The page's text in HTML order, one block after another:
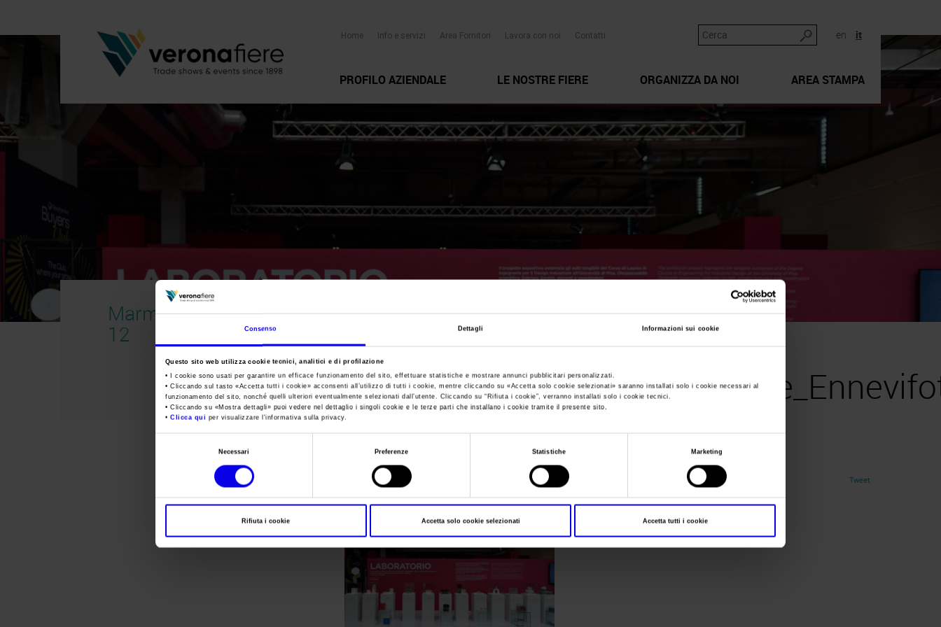
Consenso Dettagli Informazioni sui cookie
Questo sito web utilizza cookie tecnici, analitici e di profilazione
• I cookie sono usati per garantire un efficace funzionamento del sito, effettuare statistiche e mostrare annunci pubblicitari personalizzati.
• Cliccando sul tasto «Accetta tutti i cookie» acconsenti all’utilizzo di tutti i cookie, mentre cliccando su «Accetta solo cookie selezionati» saranno installati solo i cookie necessari al
funzionamento del sito, nonché quelli ulteriori eventualmente selezionati dall’utente. Cliccando su “Rifiuta i cookie”, verranno installati solo i cookie tecnici.
• Cliccando su «Mostra dettagli» puoi vedere nel dettaglio i singoli cookie e le terze parti che installano i cookie tramite il presente sito.
•Clicca qui per visualizzare l'informativa sulla privacy.
Necessari Preferenze Statistiche Marketing
Rifiuta i cookie Accetta solo cookie selezionati Accetta tutti i cookie
en it
Home Info e servizi Area Fornitori Lavora con noi Contatti
PROFILO AZIENDALE LE NOSTRE FIERE ORGANIZZA DA NOI AREA STAMPA
Marmomac_2025_Veronafiere_Ennevifoto-
12
Sei in:Marmomac_2025_Veronafiere_Ennevifoto-12>Marmomac_2025_Veronafiere_Ennevifoto-12
12
Tweet